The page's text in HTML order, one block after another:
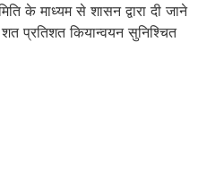
के माध्यम से शासन द्वारा दी जाने
प्रतिशत कियान्वयन सुनिश्चित